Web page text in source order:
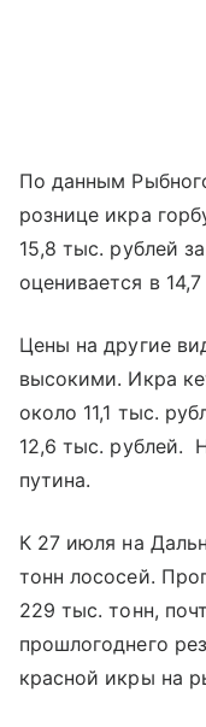
По данным
рознице икра
15,8 тыс. рублей
оценивается в
Цены на другие
высокими. Икра
около 11,1 тыс.
12,6 тыс. рублей.
путина.
К 27 июля на
тонн лососей.
229 тыс. тонн,
прошлогоднего
красной икры на